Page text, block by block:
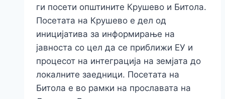
ги посети општините Крушево и Битола.
Посетата на Крушево е дел од
иницијатива за информирање на
јавноста со цел да се приближи ЕУ и
процесот на интеграција на земјата до
локалните заедници. Посетата на
Битола е во рамки на прославата на